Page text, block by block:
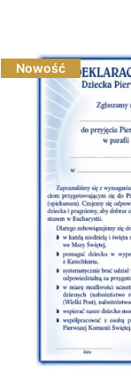
Nowość